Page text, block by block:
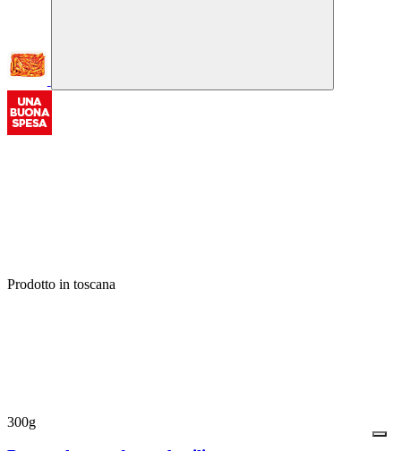
Prodotto in toscana
300g